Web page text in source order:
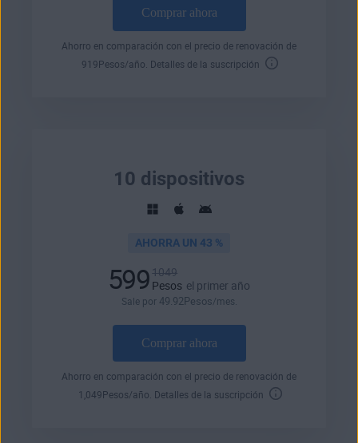
Comprar ahora
Ahorro en comparación con el precio de renovación de
919Pesos/año. Detalles de la suscripción
10 dispositivos
AHORRA UN 43 %
599 1049
Pesos el primer año
Sale por 49 .92 Pesos/mes.
Comprar ahora
Ahorro en comparación con el precio de renovación de
1,049Pesos/año. Detalles de la suscripción